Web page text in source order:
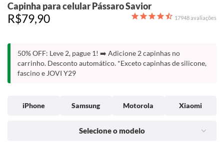
Capinha para celular Pássaro Savior
R$79,90 17948avaliações
50% OFF: Leve 2, pague 1! ➡️ Adicione 2 capinhas no
carrinho. Desconto automático. *Exceto capinhas de silicone,
fascino e JOVI Y29
iPhone Samsung Motorola Xiaomi
Selecione o modelo